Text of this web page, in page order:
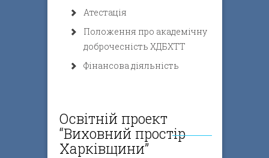
Атестація
Положення про академічну
доброчесність ХДБХТТ
Фінансова діяльність
Освітній проект
“Виховний простір
Харківщини”